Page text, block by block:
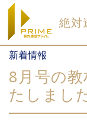
Skip
content
絶対
新着情報
8月号の
たしまし